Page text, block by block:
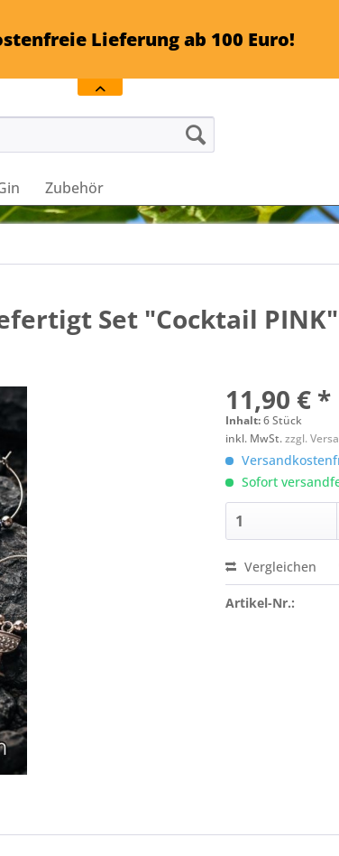
Lieferung ab 100 Euro!
Zubehör
Set "Cocktail PINK"
11,90 € *
Inhalt:6 Stück
inkl. MwSt.zzgl.
Sofort
Vergleichen
Artikel-Nr.: